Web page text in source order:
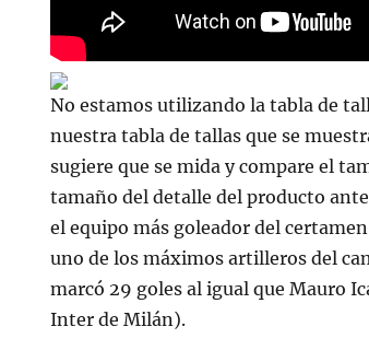
No estamos utilizando la tabla de
nuestra tabla de tallas que se
sugiere que se mida y compare el
tamaño del detalle del producto
el equipo más goleador del
uno de los máximos artilleros del
marcó 29 goles al igual que Mauro
Inter de Milán).